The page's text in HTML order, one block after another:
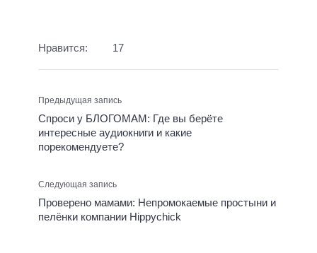
Нравится: 17
Предыдущая запись
Спроси у БЛОГОМАМ: Где вы берёте
интересные аудиокниги и какие
порекомендуете?
Следующая запись
Проверено мамами: Непромокаемые простыни и
пелёнки компании Hippychick